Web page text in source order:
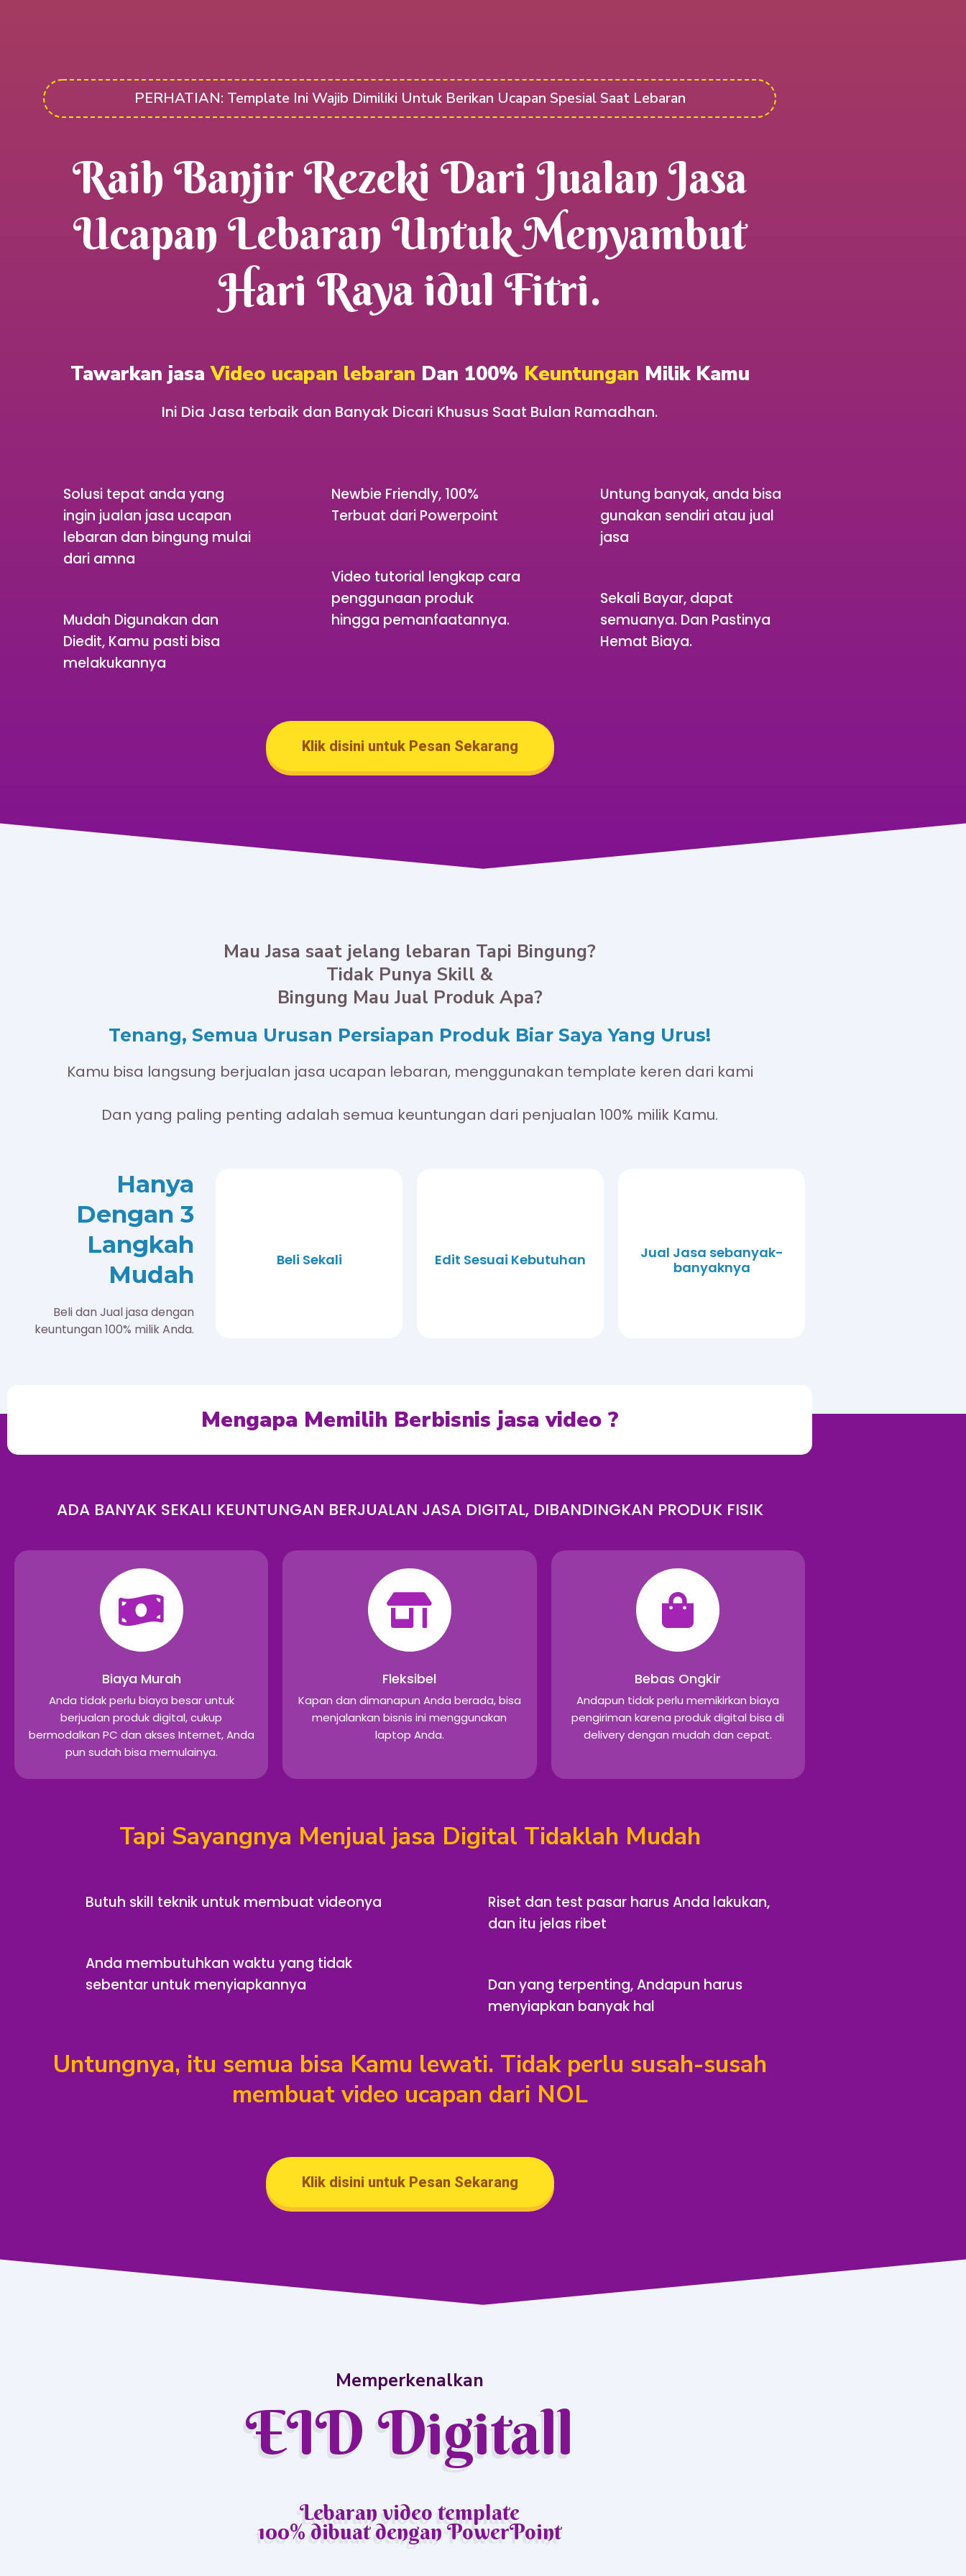
PERHATIAN: Template Ini Wajib Dimiliki Untuk Berikan Ucapan Spesial Saat Lebaran
Raih Banjir Rezeki Dari Jualan Jasa
Ucapan Lebaran Untuk Menyambut
Hari Raya idul Fitri.
Tawarkan jasaVideo ucapan lebaran Dan 100% Keuntungan Milik Kamu
Ini Dia Jasa terbaik dan Banyak Dicari Khusus Saat Bulan Ramadhan.
Solusi tepat anda yang
ingin jualan jasa ucapan
lebaran dan bingung mulai
dari amna
Mudah Digunakan dan
Diedit, Kamu pasti bisa
melakukannya
Newbie Friendly, 100%
Terbuat dari Powerpoint
Video tutorial lengkap cara
penggunaan produk
hingga pemanfaatannya.
Untung banyak, anda bisa
gunakan sendiri atau jual
jasa
Sekali Bayar, dapat
semuanya. Dan Pastinya
Hemat Biaya.
Klik disini untuk Pesan Sekarang
Mau Jasa saat jelang lebaran Tapi Bingung?
Tidak Punya Skill &
Bingung Mau Jual Produk Apa?
Tenang, Semua Urusan Persiapan Produk Biar Saya Yang Urus!
Kamu bisa langsung berjualan jasa ucapan lebaran, menggunakan template keren dari kami
Dan yang paling penting adalah semua keuntungan dari penjualan 100% milik Kamu.
Hanya
Dengan 3
Langkah
Mudah
Beli dan Jual jasa dengan
keuntungan 100% milik Anda.
Beli Sekali Edit Sesuai Kebutuhan
Jual Jasa sebanyak-
banyaknya
Mengapa Memilih Berbisnis jasa video ?
ADA BANYAK SEKALI KEUNTUNGAN BERJUALAN JASA DIGITAL, DIBANDINGKAN PRODUK FISIK
Biaya Murah
Anda tidak perlu biaya besar untuk
berjualan produk digital, cukup
bermodalkan PC dan akses Internet, Anda
pun sudah bisa memulainya.
Fleksibel
Kapan dan dimanapun Anda berada, bisa
menjalankan bisnis ini menggunakan
laptop Anda.
Bebas Ongkir
Andapun tidak perlu memikirkan biaya
pengiriman karena produk digital bisa di
delivery dengan mudah dan cepat.
Tapi Sayangnya Menjual jasa Digital Tidaklah Mudah
Butuh skill teknik untuk membuat videonya
Anda membutuhkan waktu yang tidak
sebentar untuk menyiapkannya
Riset dan test pasar harus Anda lakukan,
dan itu jelas ribet
Dan yang terpenting, Andapun harus
menyiapkan banyak hal
Untungnya, itu semua bisa Kamu lewati. Tidak perlu susah-susah
membuat video ucapan dari NOL
Klik disini untuk Pesan Sekarang
Memperkenalkan
EID Digitall
Lebaran video template
100% dibuat dengan PowerPoint